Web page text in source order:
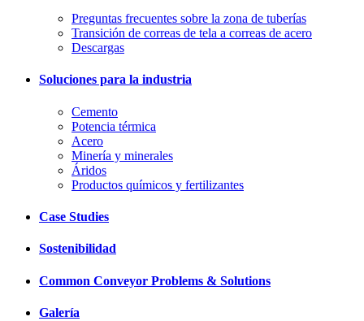
Preguntas frecuentes sobre la zona de tuberías
Transición de correas de tela a correas de acero
Descargas
Soluciones para la industria
Cemento
Potencia térmica
Acero
Minería y minerales
Áridos
Productos químicos y fertilizantes
Case Studies
Sostenibilidad
Common Conveyor Problems & Solutions
Galería